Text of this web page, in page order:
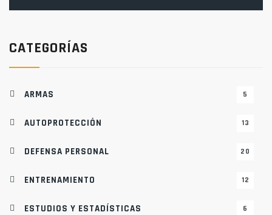
CATEGORÍAS
ARMAS 5
AUTOPROTECCIÓN 13
DEFENSA PERSONAL 20
ENTRENAMIENTO 12
ESTUDIOS Y ESTADÍSTICAS 6